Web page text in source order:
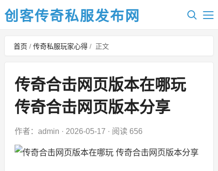
创客传奇私服发布网
首页 / 传奇私服玩家心得 / 正文
传奇合击网页版本在哪玩
传奇合击网页版本分享
作者：admin · 2026-05-17 · 阅读 656